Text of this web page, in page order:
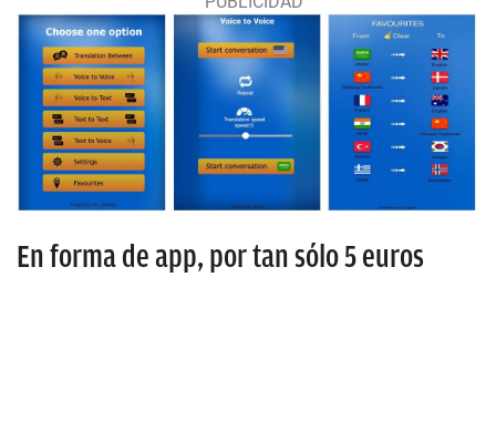
En forma de app, por tan sólo 5 euros